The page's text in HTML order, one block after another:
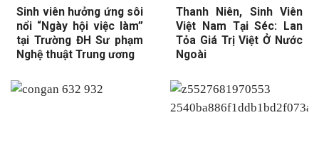
Sinh viên hưởng ứng sôi
nổi “Ngày hội việc làm”
tại Trường ĐH Sư phạm
Nghệ thuật Trung ương
Thanh Niên, Sinh Viên
Việt Nam Tại Séc: Lan
Tỏa Giá Trị Việt Ở Nước
Ngoài